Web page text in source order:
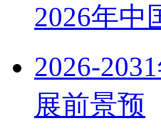
2026年中
2026-
展前景预